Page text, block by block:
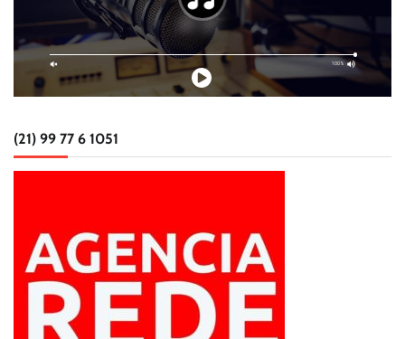
(21) 99 77 6 1051